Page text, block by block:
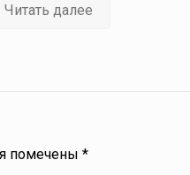
Читать далее
помечены*